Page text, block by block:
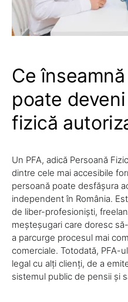
Ce
poate
fizică
Un PFA, adică Persoană
dintre cele mai accesibile
persoană poate desfășura
independent în România.
de liber-profesioniști,
meșteșugari care doresc
a parcurge procesul mai
comerciale. Totodată, PFA-
legal cu alți clienți, de a
sistemul public de pensii și